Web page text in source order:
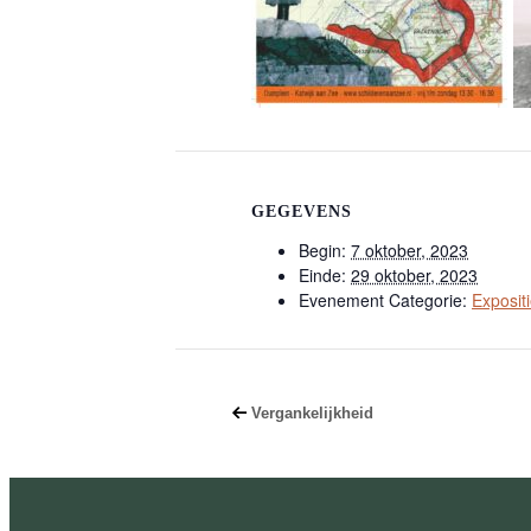
GEGEVENS
Begin: 7 oktober, 2023
Einde: 29 oktober, 2023
Evenement Categorie:
Vergankelijkheid